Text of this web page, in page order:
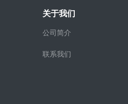
关于我们
公司简介
联系我们